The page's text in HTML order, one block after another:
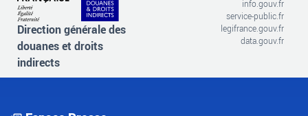
Direction générale des
douanes et droits
indirects
info.gouv.fr
service-public.fr
legifrance.gouv.fr
data.gouv.fr